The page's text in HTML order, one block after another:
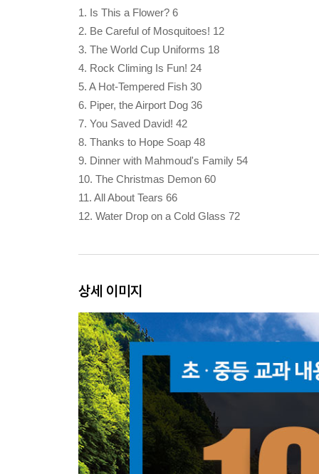
1. Is This a Flower? 6
2. Be Careful of Mosquitoes! 12
3. The World Cup Uniforms 18
4. Rock Climing Is Fun! 24
5. A Hot-Tempered Fish 30
6. Piper, the Airport Dog 36
7. You Saved David! 42
8. Thanks to Hope Soap 48
9. Dinner with Mahmoud's Family 54
10. The Christmas Demon 60
11. All About Tears 66
12. Water Drop on a Cold Glass 72
상세 이미지